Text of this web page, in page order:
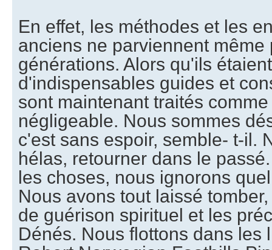
En effet, les méthodes et les
anciens ne parviennent même
générations. Alors qu'ils
d'indispensables guides et
sont maintenant traités
négligeable. Nous sommes
c'est sans espoir, semble- t-il.
hélas, retourner dans le
les choses, nous ignorons
Nous avons tout laissé
de guérison spirituel et les
Dénés. Nous flottons dans les